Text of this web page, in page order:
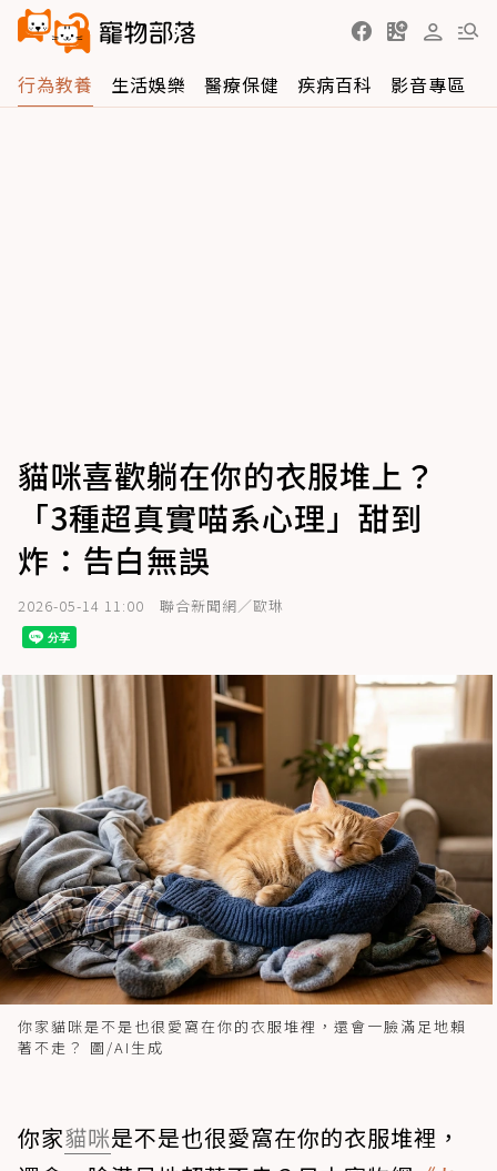
行為教養 生活娛樂 醫療保健 疾病百科 影音專區
貓咪喜歡躺在你的衣服堆上？
「3種超真實喵系心理」甜到
炸：告白無誤
2026-05-14 11:00 聯合新聞網／歐琳
你家貓咪是不是也很愛窩在你的衣服堆裡，還會一臉滿足地賴
著不走？ 圖/AI生成
你家貓咪是不是也很愛窩在你的衣服堆裡，